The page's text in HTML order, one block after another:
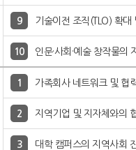
기술이전 조직(TLO) 확대
인문·사회·예술 창작물의
가족회사 네트워크 및 협
지역기업 및 지자체와의
대학 캠퍼스의 지역사회